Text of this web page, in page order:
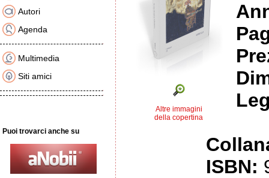
Autori
Agenda
Multimedia
Siti amici
Puoi trovarci anche su
Altre immagini
della copertina
ISBN: